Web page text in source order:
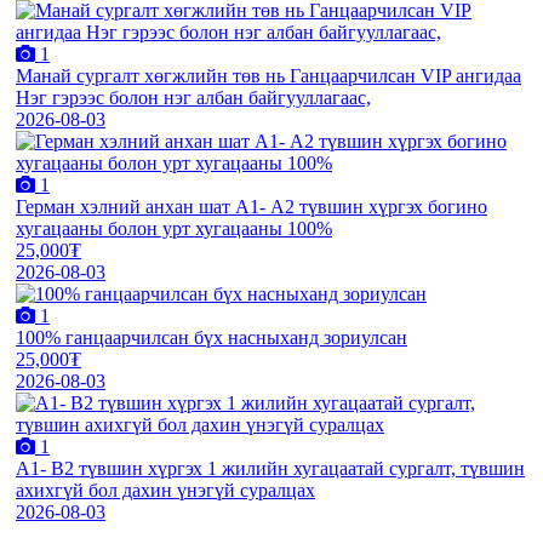
1
Манай сургалт хөгжлийн төв нь Ганцаарчилсан VIP ангидаа
Нэг гэрээс болон нэг албан байгууллагаас,
2026-08-03
1
Герман хэлний анхан шат А1- А2 түвшин хүргэх богино
хугацааны болон урт хугацааны 100%
25,000₮
2026-08-03
1
100% ганцаарчилсан бүх насныханд зориулсан
25,000₮
2026-08-03
1
А1- B2 түвшин хүргэх 1 жилийн хугацаатай сургалт, түвшин
ахихгүй бол дахин үнэгүй суралцах
2026-08-03